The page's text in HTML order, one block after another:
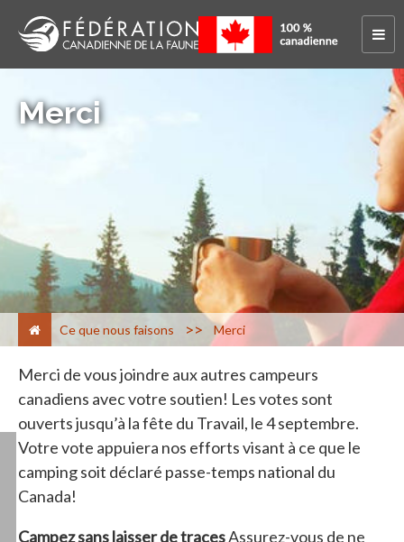
Merci
Ce que nous faisons > Merci
Merci de vous joindre aux autres campeurs
canadiens avec votre soutien! Les votes sont
ouverts jusqu’à la fête du Travail, le 4 septembre.
Votre vote appuiera nos efforts visant à ce que le
camping soit déclaré passe-temps national du
Canada!
Campez sans laisser de tracesAssurez-vous de ne